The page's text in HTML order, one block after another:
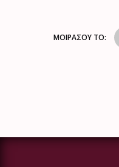
ΜΟΙΡΑΣΟΥ ΤΟ: